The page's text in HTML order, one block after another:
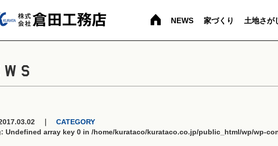
NEWS 家づくり 土地さが
｜ CATEGORY
: Undefined array key 0 in /home/kurataco/kurataco.co.jp/public_html/wp/wp-